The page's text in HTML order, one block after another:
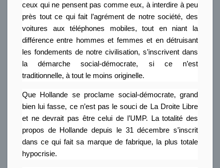
ceux qui ne pensent pas comme eux, à interdire à peu
près tout ce qui fait l’agrément de notre société, des
voitures aux téléphones mobiles, tout en niant la
différence entre hommes et femmes et en détruisant
les fondements de notre civilisation, s’inscrivent dans
la démarche social-démocrate, si ce n’est
traditionnelle, à tout le moins originelle.
Que Hollande se proclame social-démocrate, grand
bien lui fasse, ce n’est pas le souci de La Droite Libre
et ne devrait pas être celui de l’UMP. La totalité des
propos de Hollande depuis le 31 décembre s’inscrit
dans ce qui fait sa marque de fabrique, la plus totale
hypocrisie.